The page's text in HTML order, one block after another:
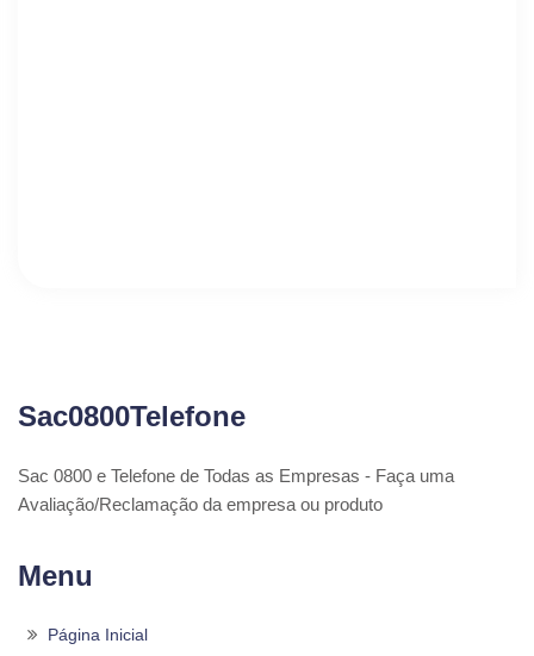
Sac0800Telefone
Sac 0800 e Telefone de Todas as Empresas - Faça uma
Avaliação/Reclamação da empresa ou produto
Menu
Página Inicial